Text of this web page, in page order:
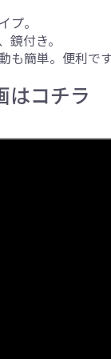
プ。
鏡付き。
も簡単。便利で
はコチラ